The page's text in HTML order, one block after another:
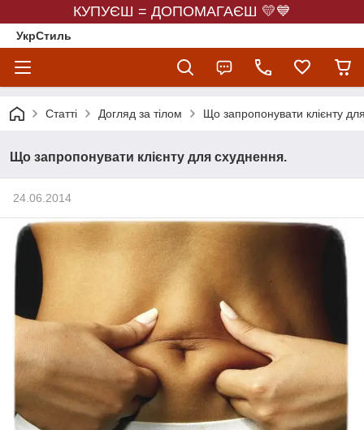
КУПУЄШ = ДОПОМАГАЄШ 💛💙
УкрСтиль
Статті Догляд за тілом Що запропонувати клієнту
Що запропонувати клієнту для схуднення.
24.06.2014